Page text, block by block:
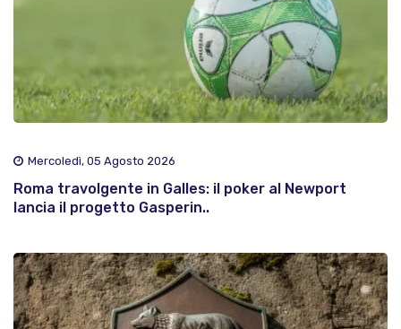
Mercoledì, 05 Agosto 2026
Roma travolgente in Galles: il poker al Newport
lancia il progetto Gasperin..